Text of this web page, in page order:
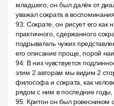
младшего, он был далёк от
уважал сократа в
93: Сократе, он рисует его как
практичного, сдержанного
подрыватель чужих
его описание проще, порой
94: В них чувствуется
этим 2 авторам мы видим 2
философа и сократа, как
рядом с ним в последние годы,
95: Критон он был ровесником